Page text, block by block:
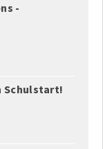
-
Schulstart!